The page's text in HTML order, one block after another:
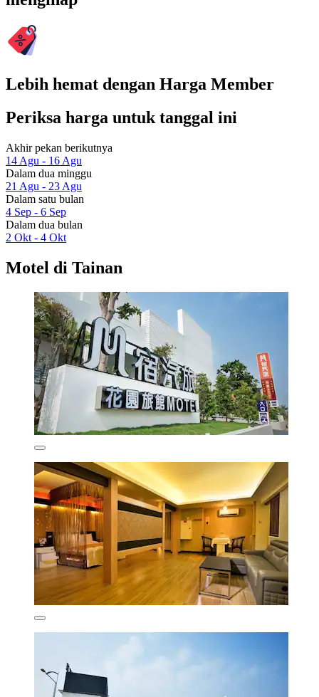
Lebih hemat dengan Harga Member
Periksa harga untuk tanggal ini
Akhir pekan berikutnya
14 Agu - 16 Agu
Dalam dua minggu
21 Agu - 23 Agu
Dalam satu bulan
4 Sep - 6 Sep
Dalam dua bulan
2 Okt - 4 Okt
Motel di Tainan